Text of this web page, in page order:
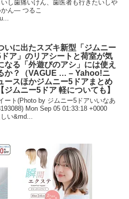
し歯痛いけん、歯医者も行きたいしや
かん— つるこ
いに出たスズキ新型「ジムニー
ア」のリアシートと荷室が気
なる「外遊びのアシ」には使え
か？（VAGUE … – Yahoo!ニ
ースほかジムニー5ドアまとめ
【ジムニー5ドア 軽についても】
ート(Photo by ジムニー5ドアいいなあ
Mon Sep 05 01:33:18 +0000
い&md...